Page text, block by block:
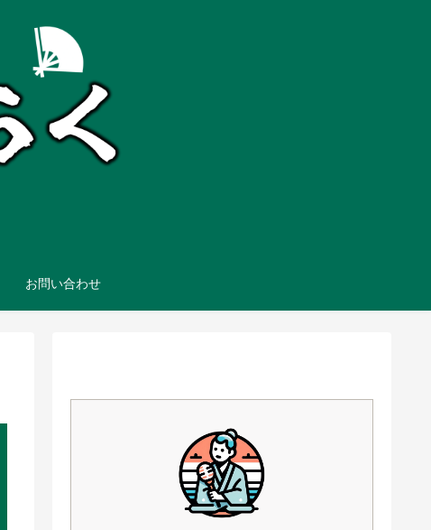
お問い合わせ